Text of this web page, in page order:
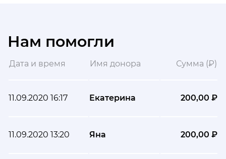
Нам помогли
Дата и время Имя донора Сумма (₽)
11.09.2020 16:17 Екатерина 200,00 ₽
11.09.2020 13:20 Яна 200,00 ₽